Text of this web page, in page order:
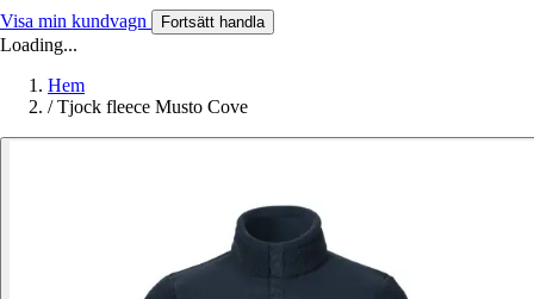
Visa min kundvagn Fortsätt handla
Loading...
Hem
/ Tjock fleece Musto Cove